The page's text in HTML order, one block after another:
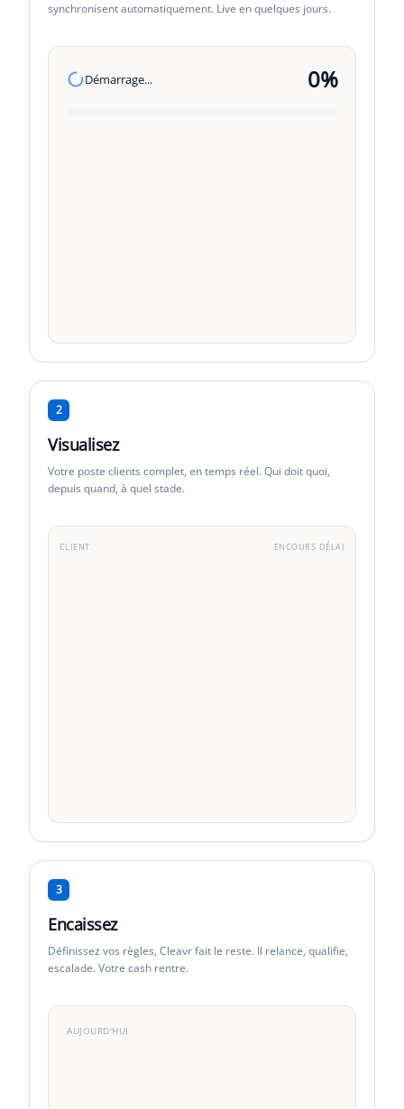
synchronisent automatiquement. Live en quelques jours.
Démarrage... 0%
2
Visualisez
Votre poste clients complet, en temps réel. Qui doit quoi,
depuis quand, à quel stade.
CLIENT ENCOURS DÉLAI
3
Encaissez
Définissez vos règles, Cleavr fait le reste. Il relance, qualifie,
escalade. Votre cash rentre.
AUJOURD'HUI